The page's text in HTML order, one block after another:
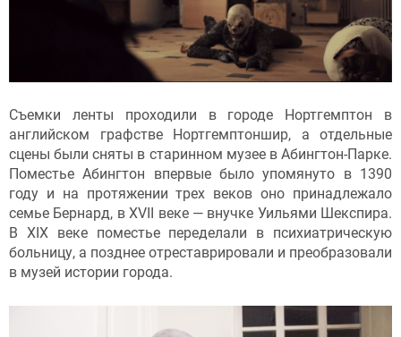
Съемки ленты проходили в городе Нортгемптон в
английском графстве Нортгемптоншир, а отдельные
сцены были сняты в старинном музее в Абингтон-Парке.
Поместье Абингтон впервые было упомянуто в 1390
году и на протяжении трех веков оно принадлежало
семье Бернард, в XVII веке — внучке Уильями Шекспира.
В XIX веке поместье переделали в психиатрическую
больницу, а позднее отреставрировали и преобразовали
в музей истории города.